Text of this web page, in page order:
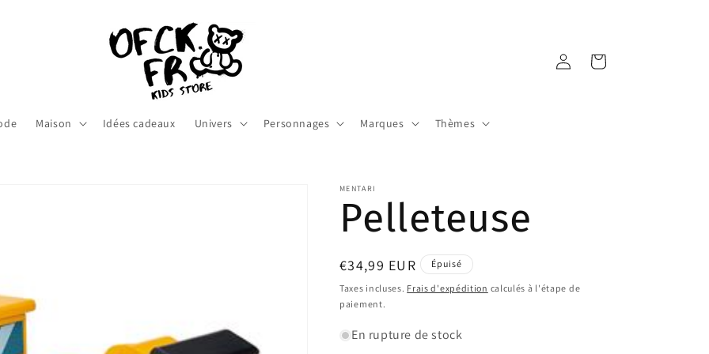
Maison Idées cadeaux Univers Personnages Marques Thèmes
Connexion Panier
MENTARI
Pelleteuse
Prix
habituel
€34,99 EUR Épuisé
Taxes incluses. Frais d'expédition calculés à l'étape de
paiement.
En rupture de stock